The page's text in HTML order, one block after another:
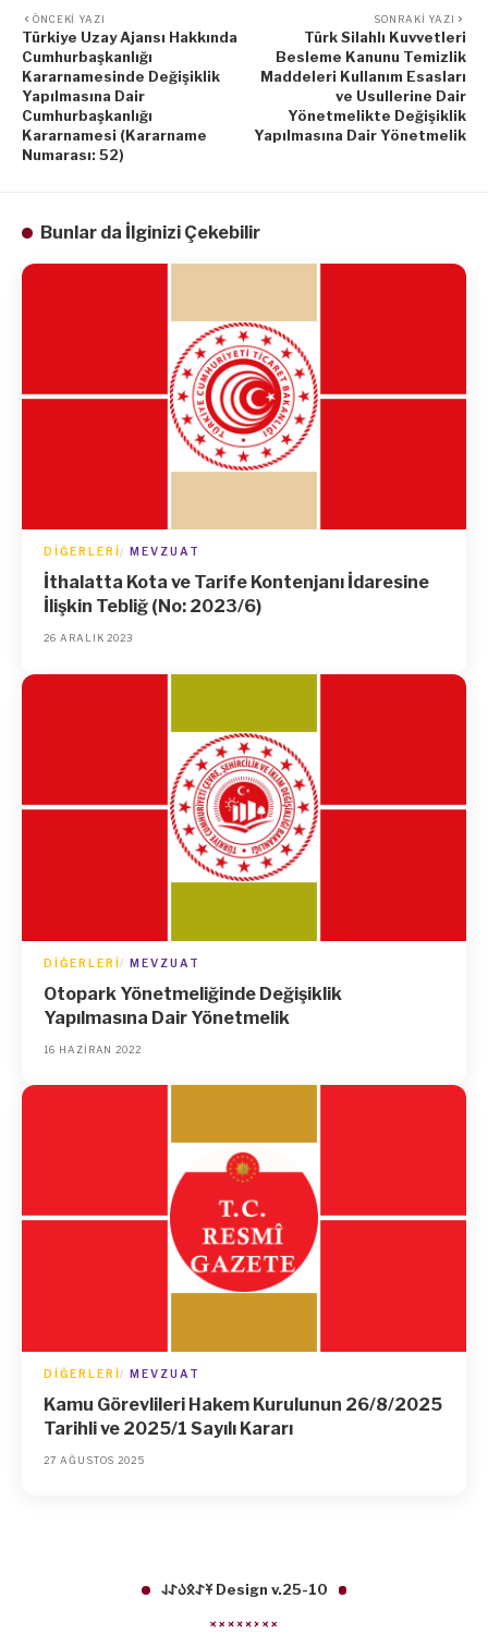
ÖNCEKI YAZI
Türkiye Uzay Ajansı Hakkında
Cumhurbaşkanlığı
Kararnamesinde Değişiklik
Yapılmasına Dair
Cumhurbaşkanlığı
Kararnamesi (Kararname
Numarası: 52)
SONRAKI YAZI
Türk Silahlı Kuvvetleri
Besleme Kanunu Temizlik
Maddeleri Kullanım Esasları
ve Usullerine Dair
Yönetmelikte Değişiklik
Yapılmasına Dair Yönetmelik
Bunlar da İlginizi Çekebilir
DIĞERLERI MEVZUAT
İthalatta Kota ve Tarife Kontenjanı İdaresine
İlişkin Tebliğ (No: 2023/6)
26 ARALIK 2023
DIĞERLERI MEVZUAT
Otopark Yönetmeliğinde Değişiklik
Yapılmasına Dair Yönetmelik
16 HAZIRAN 2022
DIĞERLERI MEVZUAT
Kamu Görevlileri Hakem Kurulunun 26/8/2025
Tarihli ve 2025/1 Sayılı Kararı
27 AĞUSTOS 2025
𐱁𐰀𐰋𐰉𐰀𐰞 Design v.25-10